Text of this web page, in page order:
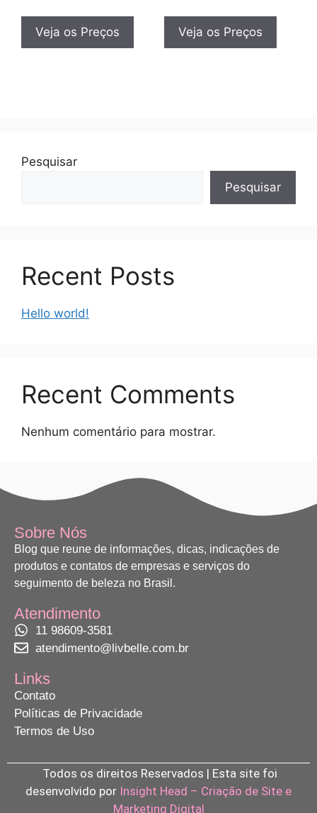
Veja os Preços Veja os Preços
Pesquisar
Pesquisar
Recent Posts
Hello world!
Recent Comments
Nenhum comentário para mostrar.
Sobre Nós
Blog que reune de informações, dicas, indicações de
produtos e contatos de empresas e serviços do
seguimento de beleza no Brasil.
Atendimento
11 98609-3581
atendimento@livbelle.com.br
Links
Contato
Políticas de Privacidade
Termos de Uso
Todos os direitos Reservados | Esta site foi
desenvolvido por Insight Head – Criação de Site e
Marketing Digital